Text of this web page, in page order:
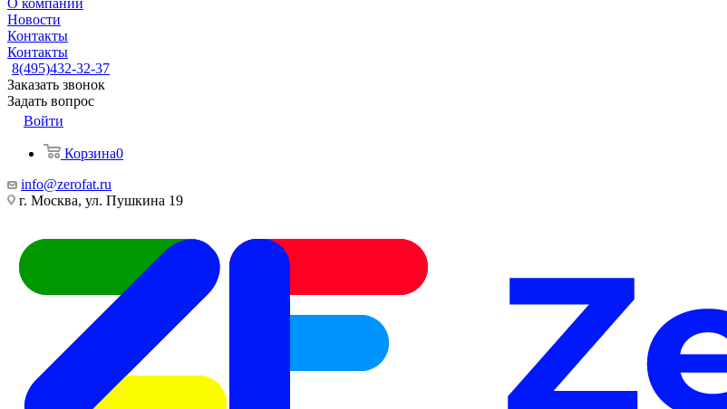
О компании
Новости
Контакты
Контакты
8(495)432-32-37
Заказать звонок
Задать вопрос
Войти
Корзина0
info@zerofat.ru
г. Москва, ул. Пушкина 19